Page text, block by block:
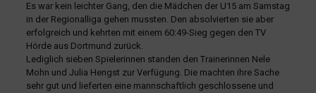
Es war kein leichter Gang, den die Mädchen der U15 am Samstag
in der Regionalliga gehen mussten. Den absolvierten sie aber
erfolgreich und kehrten mit einem 60:49-Sieg gegen den TV
Hörde aus Dortmund zurück.
Lediglich sieben Spielerinnen standen den Trainerinnen Nele
Mohn und Julia Hengst zur Verfügung. Die machten ihre Sache
sehr gut und lieferten eine mannschaftlich geschlossene und